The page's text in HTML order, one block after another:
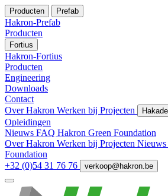
Producten Prefab
Hakron-Prefab
Producten
Fortius
Hakron-Fortius
Producten
Engineering
Downloads
Contact
Over Hakron Werken bij Projecten
Opleidingen
Nieuws FAQ Hakron Green Foundation
Over Hakron Werken bij Projecten Nieuws
Foundation
+32 (0)54 31 76 76
verkoop@hakron.be